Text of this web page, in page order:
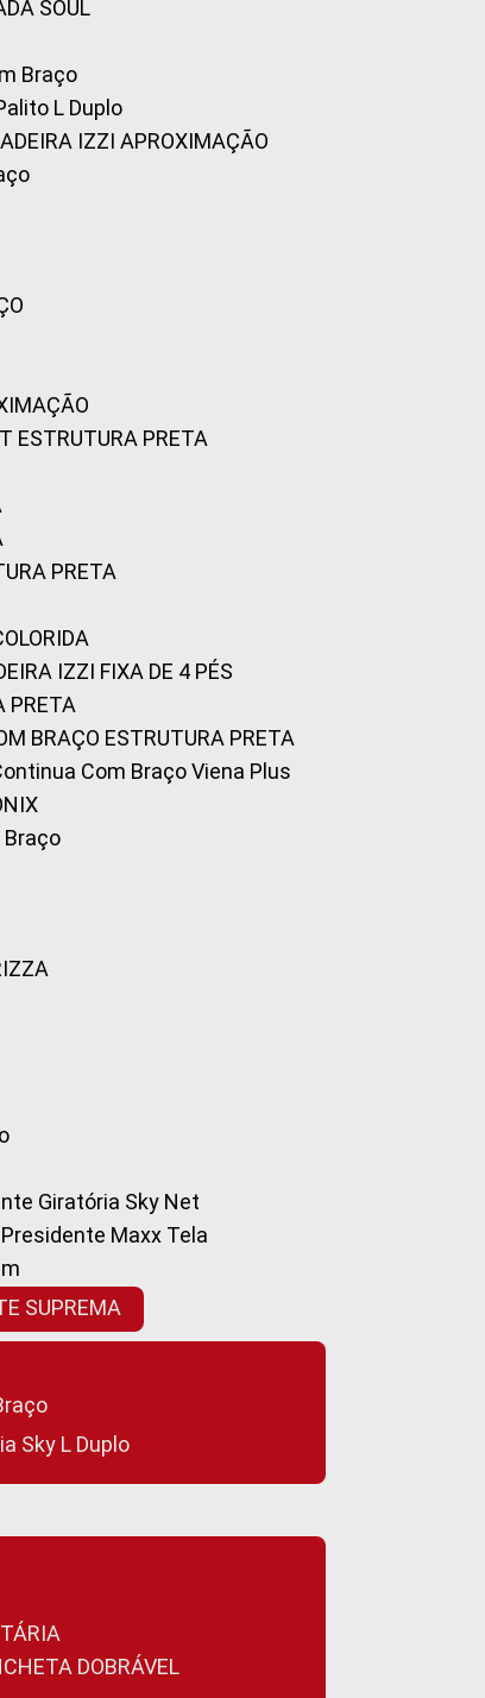
SOUL
Braço
L Duplo
CADEIRA IZZI APROXIMAÇÃO
ESTRUTURA PRETA
PRETA
IZZI FIXA DE 4 PÉS
PRETA
BRAÇO ESTRUTURA PRETA
Com Braço Viena Plus
Braço
Giratória Sky Net
Presidente Maxx Tela
SUPREMA
Sky L Duplo
DOBRÁVEL